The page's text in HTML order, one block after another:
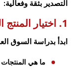
التصدير بثقة وفعالية:
1. اختيار المنتج المناسب بناءً على حاجة السوق
ابدأ بدراسة السوق
ما هي